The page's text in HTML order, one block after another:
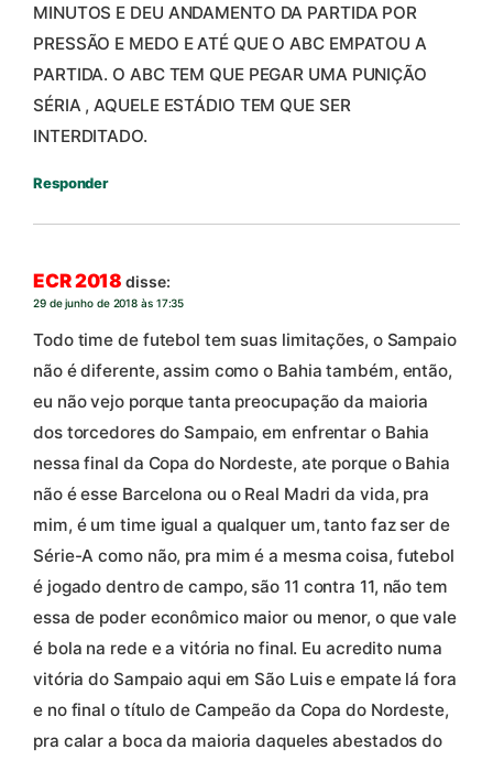
MINUTOS E DEU ANDAMENTO DA PARTIDA POR
PRESSÃO E MEDO E ATÉ QUE O ABC EMPATOU A
PARTIDA. O ABC TEM QUE PEGAR UMA PUNIÇÃO
SÉRIA , AQUELE ESTÁDIO TEM QUE SER
INTERDITADO.
Responder
ECR 2018 disse:
29 de junho de 2018 às 17:35
Todo time de futebol tem suas limitações, o Sampaio
não é diferente, assim como o Bahia também, então,
eu não vejo porque tanta preocupação da maioria
dos torcedores do Sampaio, em enfrentar o Bahia
nessa final da Copa do Nordeste, ate porque o Bahia
não é esse Barcelona ou o Real Madri da vida, pra
mim, é um time igual a qualquer um, tanto faz ser de
Série-A como não, pra mim é a mesma coisa, futebol
é jogado dentro de campo, são 11 contra 11, não tem
essa de poder econômico maior ou menor, o que vale
é bola na rede e a vitória no final. Eu acredito numa
vitória do Sampaio aqui em São Luis e empate lá fora
e no final o título de Campeão da Copa do Nordeste,
pra calar a boca da maioria daqueles abestados do